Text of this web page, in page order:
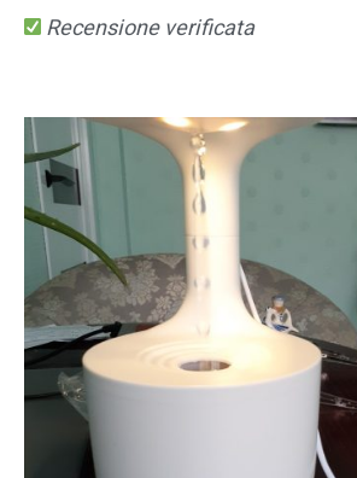
Recensione verificata